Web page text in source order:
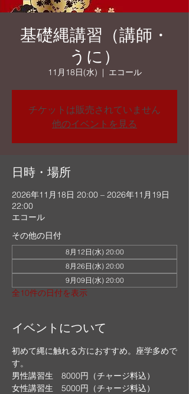
基礎縄講習（講師・
うに）
11月18日(水)
  |
エコール
チケットは販売されていません
他のイベントを見る
日時・場所
2026年11月18日 20:00 – 2026年11月19日
22:00
エコール
その他の日付
8月12日(水) 20:00
8月26日(水) 20:00
9月09日(水) 20:00
全10件の日付を表示
イベントについて
初めて縄に触れる方におすすめ。座学多めで
す。
男性講習生　8000円（チャージ料込）
女性講習生　5000円（チャージ料込）